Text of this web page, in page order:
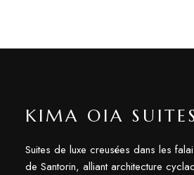
KIMA OIA
Suites de luxe creusées dans les
de Santorin, alliant architecture